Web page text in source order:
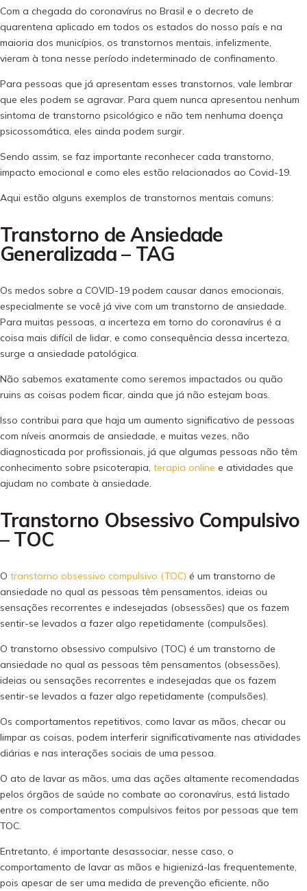
Com a chegada do coronavírus no Brasil e o decreto de
quarentena aplicado em todos os estados do nosso país e na
maioria dos municípios, os transtornos mentais, infelizmente,
vieram à tona nesse período indeterminado de confinamento.
Para pessoas que já apresentam esses transtornos, vale lembrar
que eles podem se agravar. Para quem nunca apresentou nenhum
sintoma de transtorno psicológico e não tem nenhuma doença
psicossomática, eles ainda podem surgir.
Sendo assim, se faz importante reconhecer cada transtorno,
impacto emocional e como eles estão relacionados ao Covid-19.
Aqui estão alguns exemplos de transtornos mentais comuns:
Transtorno de Ansiedade
Generalizada – TAG
Os medos sobre a COVID-19 podem causar danos emocionais,
especialmente se você já vive com um transtorno de ansiedade.
Para muitas pessoas, a incerteza em torno do coronavírus é a
coisa mais difícil de lidar, e como consequência dessa incerteza,
surge a ansiedade patológica.
Não sabemos exatamente como seremos impactados ou quão
ruins as coisas podem ficar, ainda que já não estejam boas.
Isso contribui para que haja um aumento significativo de pessoas
com níveis anormais de ansiedade, e muitas vezes, não
diagnosticada por profissionais, já que algumas pessoas não têm
conhecimento sobre psicoterapia, terapia online e atividades que
ajudam no combate à ansiedade.
Transtorno Obsessivo Compulsivo
– TOC
O transtorno obsessivo compulsivo (TOC) é um transtorno de
ansiedade no qual as pessoas têm pensamentos, ideias ou
sensações recorrentes e indesejadas (obsessões) que os fazem
sentir-se levados a fazer algo repetidamente (compulsões).
O transtorno obsessivo compulsivo (TOC) é um transtorno de
ansiedade no qual as pessoas têm pensamentos (obsessões),
ideias ou sensações recorrentes e indesejadas que os fazem
sentir-se levados a fazer algo repetidamente (compulsões).
Os comportamentos repetitivos, como lavar as mãos, checar ou
limpar as coisas, podem interferir significativamente nas atividades
diárias e nas interações sociais de uma pessoa.
O ato de lavar as mãos, uma das ações altamente recomendadas
pelos órgãos de saúde no combate ao coronavírus, está listado
entre os comportamentos compulsivos feitos por pessoas que tem
TOC.
Entretanto, é importante desassociar, nesse caso, o
comportamento de lavar as mãos e higienizá-las frequentemente,
pois apesar de ser uma medida de prevenção eficiente, não